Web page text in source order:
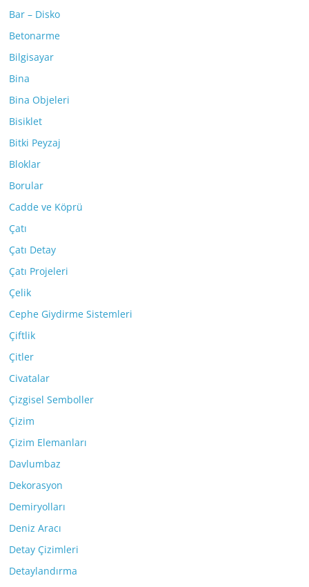
Bar – Disko
Betonarme
Bilgisayar
Bina
Bina Objeleri
Bisiklet
Bitki Peyzaj
Bloklar
Borular
Cadde ve Köprü
Çatı
Çatı Detay
Çatı Projeleri
Çelik
Cephe Giydirme Sistemleri
Çiftlik
Çitler
Civatalar
Çizgisel Semboller
Çizim
Çizim Elemanları
Davlumbaz
Dekorasyon
Demiryolları
Deniz Aracı
Detay Çizimleri
Detaylandırma